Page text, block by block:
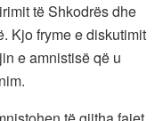
të Shkodrës dhe
Kjo fryme e diskutimit
e amnistisë që u